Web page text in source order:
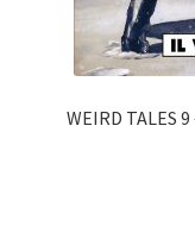
WEIRD TALES